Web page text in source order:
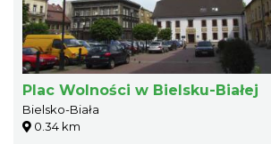
Plac Wolności w Bielsku-Białej
Bielsko-Biała
0.34 km